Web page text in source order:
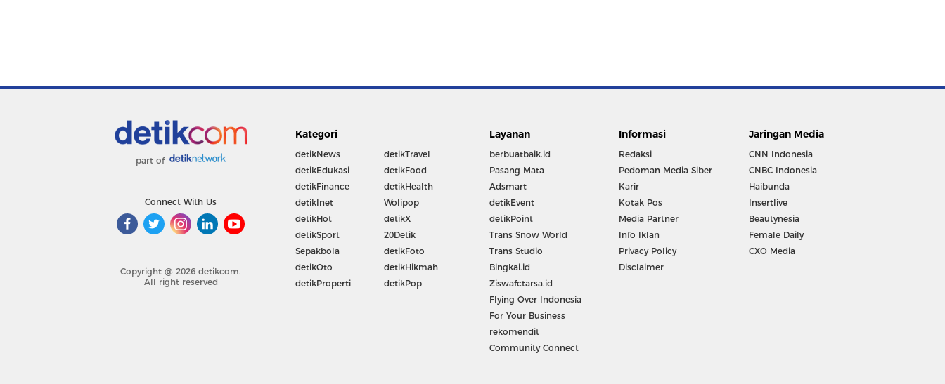
part of
Connect With Us
Copyright @ 2026 detikcom.
All right reserved
Kategori
detikNews
detikEdukasi
detikFinance
detikInet
detikHot
detikSport
Sepakbola
detikOto
detikProperti
detikTravel
detikFood
detikHealth
Wolipop
detikX
20Detik
detikFoto
detikHikmah
detikPop
Layanan
berbuatbaik.id
Pasang Mata
Adsmart
detikEvent
detikPoint
Trans Snow World
Trans Studio
Bingkai.id
Ziswafctarsa.id
Flying Over Indonesia
For Your Business
rekomendit
Community Connect
Informasi
Redaksi
Pedoman Media Siber
Karir
Kotak Pos
Media Partner
Info Iklan
Privacy Policy
Disclaimer
Jaringan Media
CNN Indonesia
CNBC Indonesia
Haibunda
Insertlive
Beautynesia
Female Daily
CXO Media